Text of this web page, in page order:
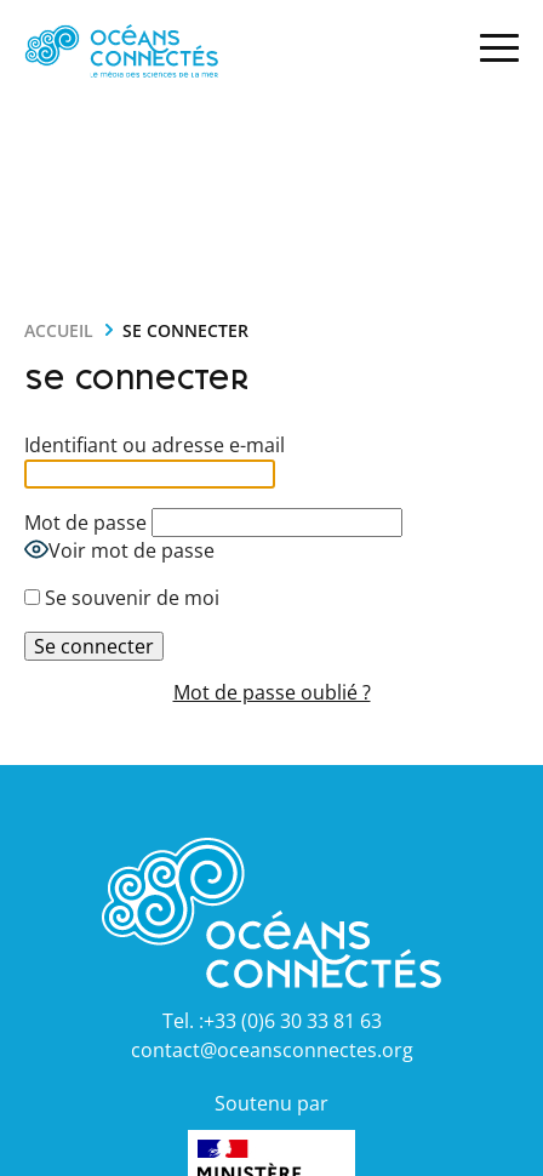
ACCUEIL SE CONNECTER
Se connecter
Identifiant ou adresse e-mail
Mot de passe
Voir mot de passe
Se souvenir de moi
Mot de passe oublié ?
Tel. :+33 (0)6 30 33 81 63
contact@oceansconnectes.org
Soutenu par